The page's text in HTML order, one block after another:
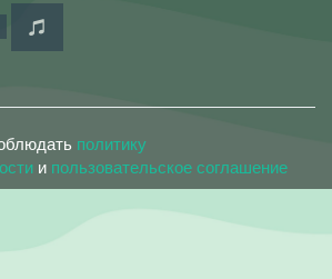
политику
и пользовательское соглашение